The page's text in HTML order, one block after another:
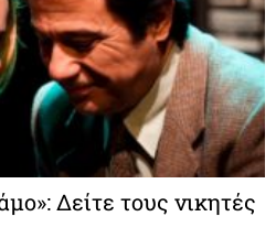
Δείτε τους νικητές